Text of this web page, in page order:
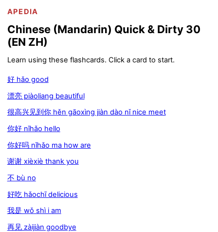
APEDIA
Chinese (Mandarin) Quick & Dirty 30
(EN ZH)
Learn using these flashcards. Click a card to start.
好 hǎo good
漂亮 piàoliang beautiful
很高兴见到你 hěn gāoxìng jiàn dào nǐ nice meet
你好 nǐhǎo hello
你好吗 nǐhǎo ma how are
谢谢 xièxiè thank you
不 bù no
好吃 hǎochī delicious
我是 wǒ shì i am
再见 zàijiàn goodbye